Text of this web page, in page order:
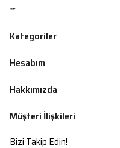
Kategoriler
Hesabım
Hakkımızda
Müşteri İlişkileri
Bizi Takip Edin!